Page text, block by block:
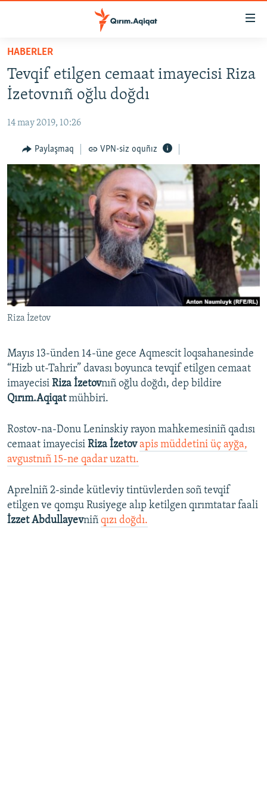
Esas
qaytmaq
Baş
qaytmaq
qaytmaq
HABERLER
SİYASET
CEMİYET
MEDENİYET
İNSAN AQLARI
VİDEO
SÜRET
BLOGLAR
FİKİR
Русский
Українською
RFE/RS bütün saytları
HABERLER
Tevqif etilgen cemaat imayecisi Riza
İzetovnıñ oğlu doğdı
14 may 2019, 10:26
Paylaşmaq VPN-siz oquñız
Riza İzetov
Mayıs 13-ünden 14-üne gece Aqmescit loqsahanesinde
“Hizb ut-Tahrir” davası boyunca tevqif etilgen cemaat
imayecisi Riza İzetovnıñ oğlu doğdı, dep bildire
Qırım.Aqiqatmühbiri.
Rostov-na-Donu Leninskiy rayon mahkemesiniñ qadısı
cemaat imayecisi Riza İzetovapis müddetini üç ayğa,
avgustnıñ 15-ne qadar uzattı.
Aprelniñ 2-sinde kütleviy tintüvlerden soñ tevqif
etilgen ve qomşu Rusiyege alıp ketilgen qırımtatar faali
İzzet Abdullayevniñ qızı doğdı.